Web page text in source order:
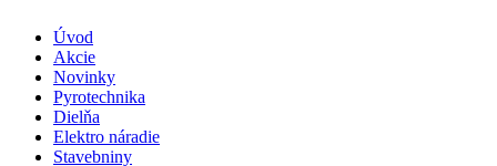
Úvod
Akcie
Novinky
Pyrotechnika
Dielňa
Elektro náradie
Stavebniny